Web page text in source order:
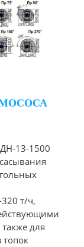
13-1500
т/ч,
для
топок